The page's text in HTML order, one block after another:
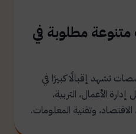
مطلوبة في
تشهد إقبالًا كبيرًا في
الأعمال، التربية،
الاقتصاد، وتقنية المعلومات.